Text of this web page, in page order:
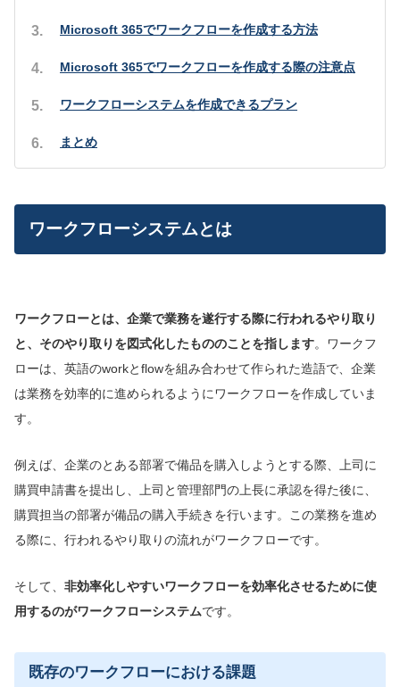
Microsoft 365でワークフローを作成する方法
Microsoft 365でワークフローを作成する際の注意点
ワークフローシステムを作成できるプラン
まとめ
ワークフローシステムとは
ワークフローとは、企業で業務を遂行する際に行われるやり取り
と、そのやり取りを図式化したもののことを指します。ワークフ
ローは、英語のworkとflowを組み合わせて作られた造語で、企業
は業務を効率的に進められるようにワークフローを作成していま
す。
例えば、企業のとある部署で備品を購入しようとする際、上司に
購買申請書を提出し、上司と管理部門の上長に承認を得た後に、
購買担当の部署が備品の購入手続きを行います。この業務を進め
る際に、行われるやり取りの流れがワークフローです。
そして、 非効率化しやすいワークフローを効率化させるために使
用するのがワークフローシステムです。
既存のワークフローにおける課題